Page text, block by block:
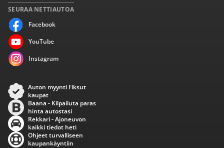
SEURAA NETTIAUTOA
Facebook
YouTube
Instagram
Auton myynti Fiksut
kaupat
Baana - Kilpailuta paras
hinta autostasi
Rekkari - Ajoneuvon
kaikki tiedot heti
Ohjeet turvalliseen
kaupankäyntiin